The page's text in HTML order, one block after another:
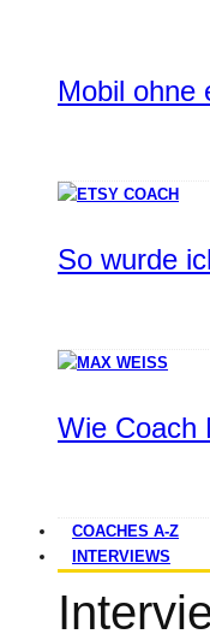
Mobil ohne
So wurde
Wie Coach
COACHES A-Z
INTERVIEWS